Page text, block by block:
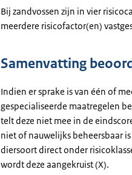
Bij zandvossen zijn in vier
meerdere risicofactor(en)
Samenvatting
Indien er sprake is van één of
gespecialiseerde maatregelen
telt deze niet mee in de
niet of nauwelijks beheersbaar
diersoort direct onder
wordt deze aangekruist (X).